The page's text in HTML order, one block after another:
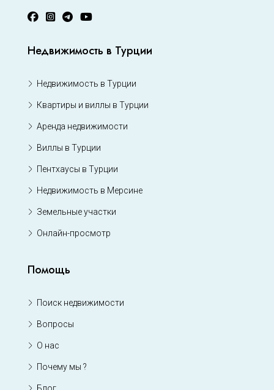
Недвижимость в Турции
Недвижимость в Турции
Квартиры и виллы в Турции
Аренда недвижимости
Виллы в Турции
Пентхаусы в Турции
Недвижимость в Мерсине
Земельные участки
Онлайн-просмотр
Помощь
Поиск недвижимости
Вопросы
О нас
Почему мы ?
Блог